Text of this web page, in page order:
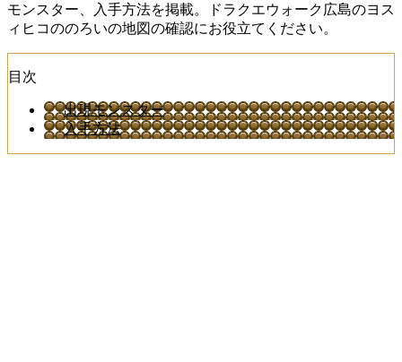
モンスター、入手方法を掲載。ドラクエウォーク広島のヨス
ィヒコののろいの地図の確認にお役立てください。
目次
出現モンスター
入手方法